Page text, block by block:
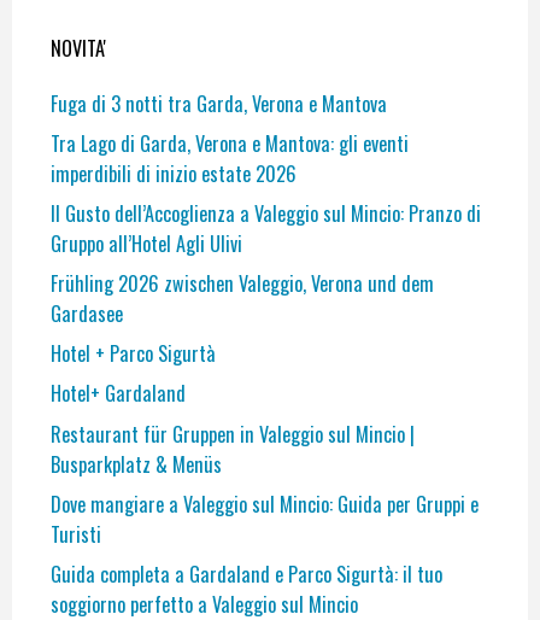
NOVITA'
Fuga di 3 notti tra Garda, Verona e Mantova
Tra Lago di Garda, Verona e Mantova: gli eventi
imperdibili di inizio estate 2026
Il Gusto dell’Accoglienza a Valeggio sul Mincio: Pranzo di
Gruppo all’Hotel Agli Ulivi
Frühling 2026 zwischen Valeggio, Verona und dem
Gardasee
Hotel + Parco Sigurtà
Hotel+ Gardaland
Restaurant für Gruppen in Valeggio sul Mincio |
Busparkplatz & Menüs
Dove mangiare a Valeggio sul Mincio: Guida per Gruppi e
Turisti
Guida completa a Gardaland e Parco Sigurtà: il tuo
soggiorno perfetto a Valeggio sul Mincio